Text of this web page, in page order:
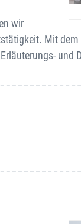
wir
Mit dem
und